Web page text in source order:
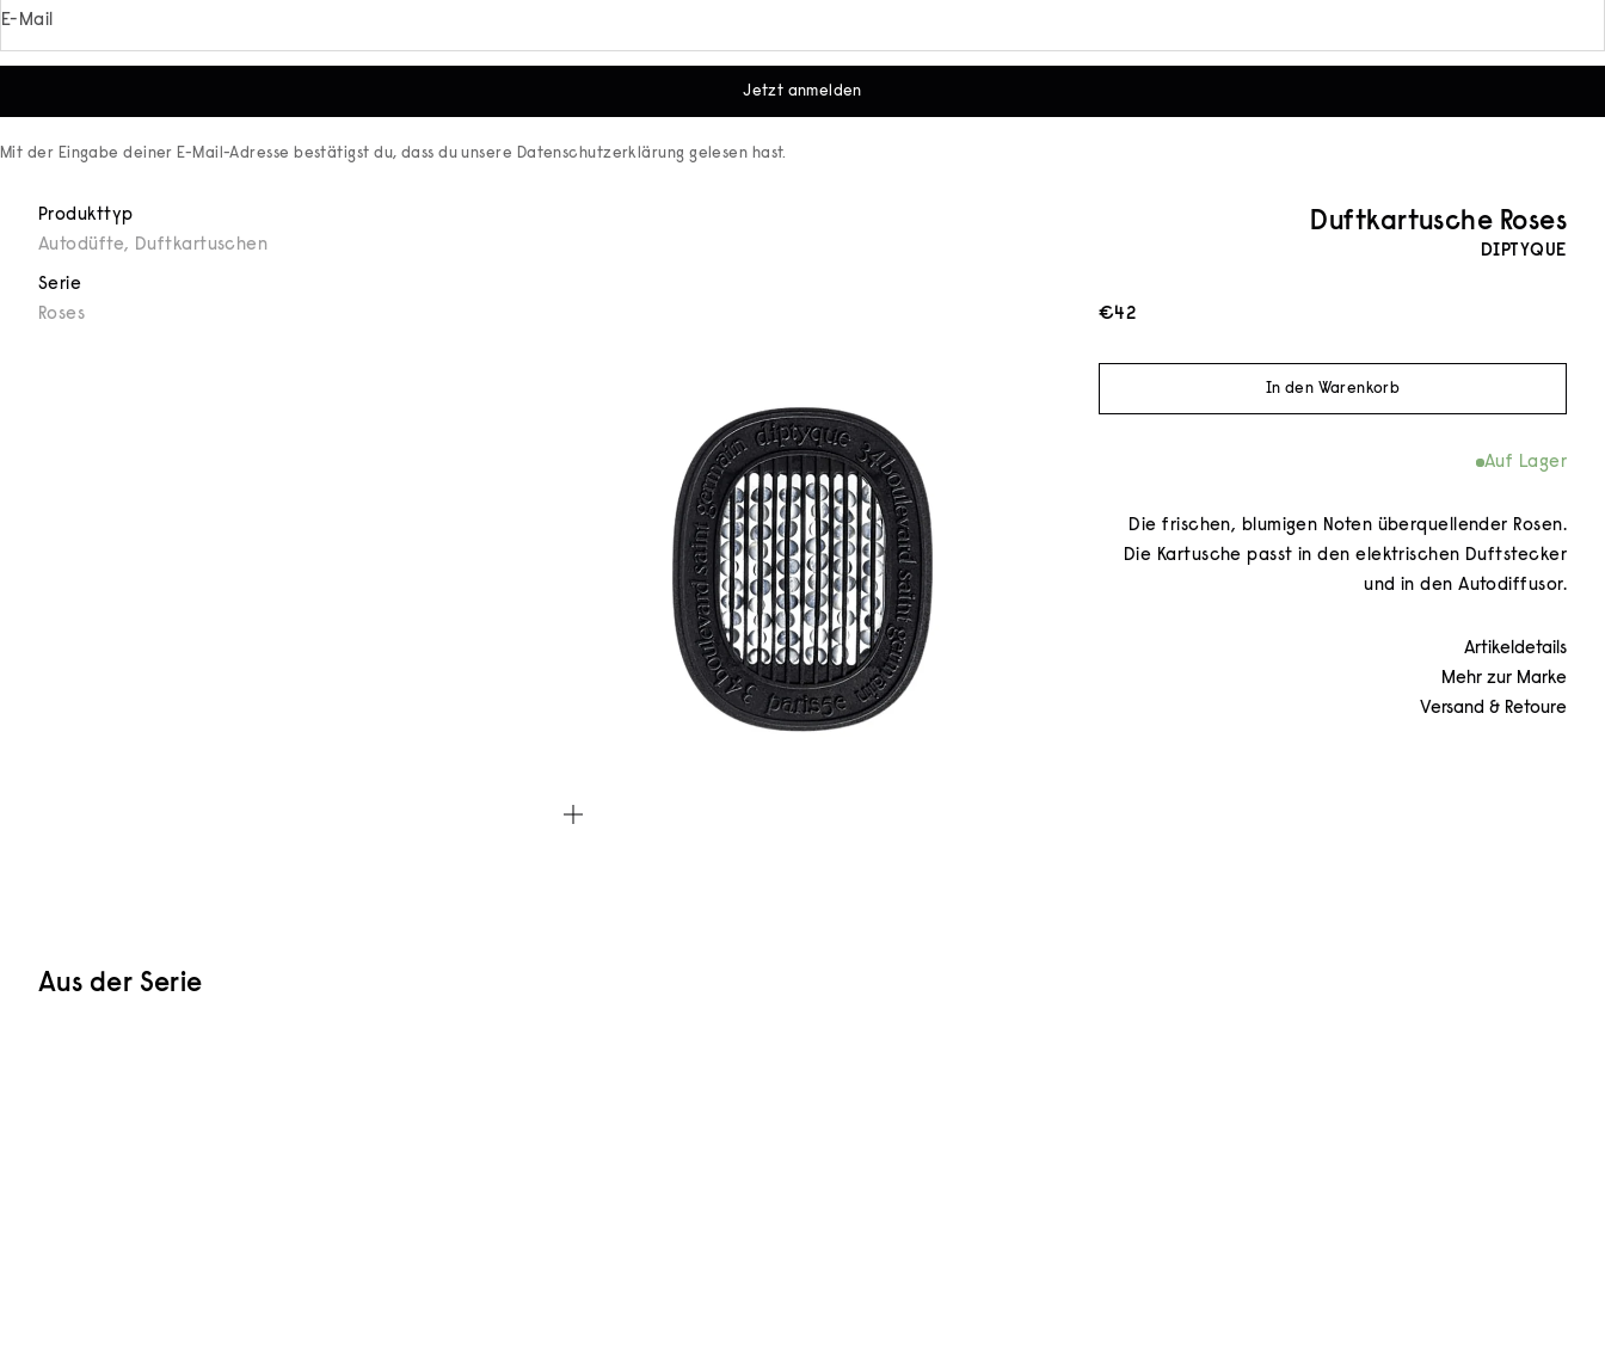
E-Mail
Jetzt anmelden
Mit der Eingabe deiner E-Mail-Adresse bestätigst du, dass du unsere Datenschutzerklärung gelesen hast.
Produkttyp
Autodüfte, Duftkartuschen
Serie
Roses
Duft­kartusche Roses
DIPTYQUE
Angebot
€42
In den Warenkorb
Auf Lager
Die frischen, blumigen Noten überquellender Rosen.
Die Kartusche passt in den elektrischen Duftstecker
und in den Autodiffusor.
Artikeldetails
Mehr zur Marke
Versand & Retoure
Aus der Serie